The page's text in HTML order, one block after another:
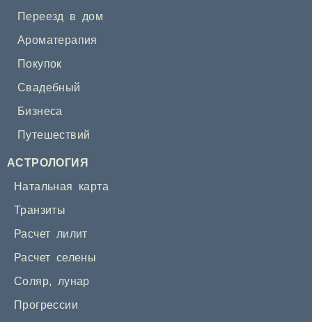
Переезд в дом
Ароматерапия
Покупок
Свадебный
Бизнеса
Путешествий
АСТРОЛОГИЯ
Натальная карта
Транзиты
Расчет лилит
Расчет селены
Соляр, лунар
Прогрессии